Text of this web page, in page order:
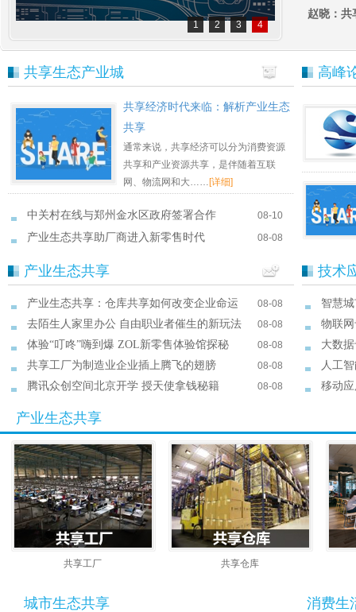
1 2 3 4
赵晓：共
共享生态产业城 高峰
共享经济时代来临：解析产业生态
共享
通常来说，共享经济可以分为消费资源
共享和产业资源共享，是伴随着互联
网、物流网和大…… [详细]
中关村在线与郑州金水区政府签署合作 08-10
产业生态共享助厂商进入新零售时代 08-08
产业生态共享 技术
产业生态共享：仓库共享如何改变企业命运 08-08
去陌生人家里办公 自由职业者催生的新玩法 08-08
体验“叮咚”嗨到爆 ZOL新零售体验馆探秘 08-08
共享工厂为制造业企业插上腾飞的翅膀 08-08
腾讯众创空间北京开学 授天使拿钱秘籍 08-08
智慧
物联
大数
人工
移动
产业生态共享
共享工厂 共享仓库
城市生态共享 消费生